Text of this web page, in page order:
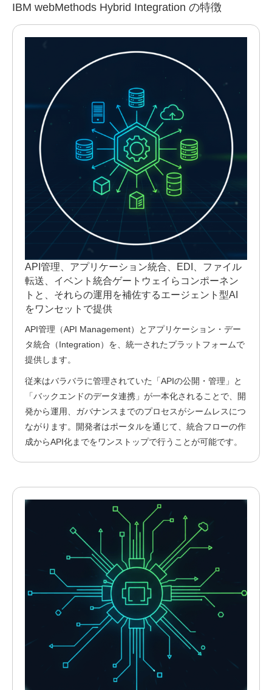
IBM webMethods Hybrid Integration の特徴
API管理、アプリケーション統合、EDI、ファイル
転送、イベント統合ゲートウェイらコンポーネン
トと、それらの運用を補佐するエージェント型AI
をワンセットで提供
API管理（API Management）とアプリケーション・デー
タ統合（Integration）を、統一されたプラットフォームで
提供します。
従来はバラバラに管理されていた「APIの公開・管理」と
「バックエンドのデータ連携」が一本化されることで、開
発から運用、ガバナンスまでのプロセスがシームレスにつ
ながります。開発者はポータルを通じて、統合フローの作
成からAPI化までをワンストップで行うことが可能です。